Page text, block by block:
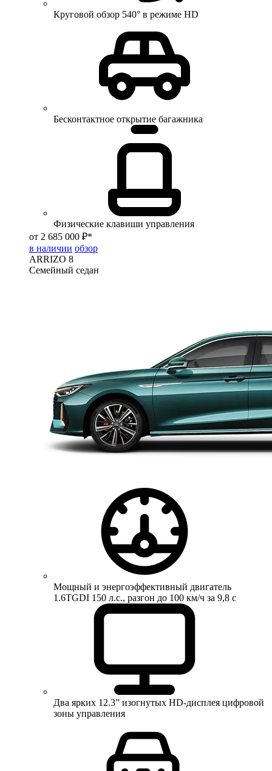
Круговой обзор 540° в режиме HD
Бесконтактное открытие багажника
Физические клавиши управления
от 2 685 000 ₽*
в наличии обзор
ARRIZO 8
Семейный седан
Мощный и энергоэффективный двигатель
1.6TGDI 150 л.с., разгон до 100 км/ч за 9,8 с
Два ярких 12.3” изогнутых HD-дисплея цифровой
зоны управления